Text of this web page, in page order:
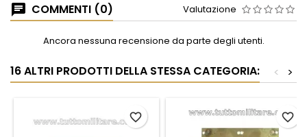
COMMENTI (0) Valutazione
Ancora nessuna recensione da parte degli utenti.
16 ALTRI PRODOTTI DELLA STESSA CATEGORIA: >
<
favorite_border favorite_border